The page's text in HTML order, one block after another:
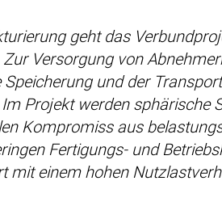
geht das
Versorgung von
Speicherung und der
Projekt werden sphärische
Kompromiss aus
Fertigungs- und
mit einem hohen